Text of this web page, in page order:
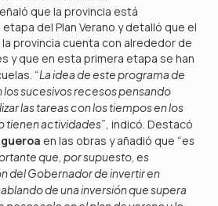
que la provincia está
del Plan Verano y detalló que el
provincia cuenta con alrededor de
y que en esta primera etapa se han
“La idea de este programa de
los sucesivos recesos pensando
las tareas con los tiempos en los
tienen actividades”, indicó. Destacó
en las obras y añadió que “es
que, por supuesto, es
del Gobernador de invertir en
de una inversión que supera